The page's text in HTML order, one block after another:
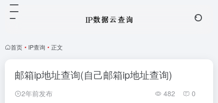
首页 • IP查询 • 正文
邮箱ip地址查询(自己邮箱ip地址查询)
2年前发布 482 0